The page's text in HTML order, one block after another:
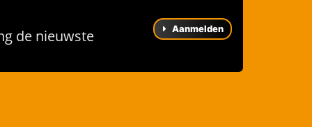
de nieuwste Aanmelden